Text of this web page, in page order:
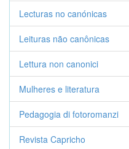
Lecturas no canónicas
Leituras não canônicas
Lettura non canonici
Mulheres e literatura
Pedagogia di fotoromanzi
Revista Capricho